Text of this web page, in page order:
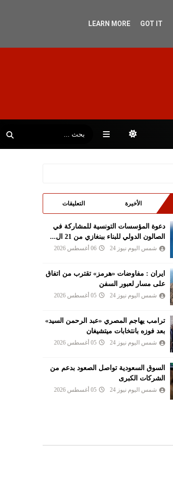
الأخيرة التعليقات
دعوة المؤسسات التونسية للمشاركة في
الصالون الدولي للبناء ببنغازي من 21 ال...
شمس اليوم نيوز 24 06 أغسطس 2026
ايران : مفاوضات «هرمز» تقترب من اتفاق
على مسار لعبور السفن
شمس اليوم نيوز 24 05 أغسطس 2026
ترامب يهاجم المصري «عبد الرحمن السيد»
بعد فوزه بانتخابات ميتشيغان
شمس اليوم نيوز 24 05 أغسطس 2026
السوق السعودية تواصل الصعود بدعم من
الشركات الكبرى
شمس اليوم نيوز 24 05 أغسطس 2026
LEARN MORE GOT IT